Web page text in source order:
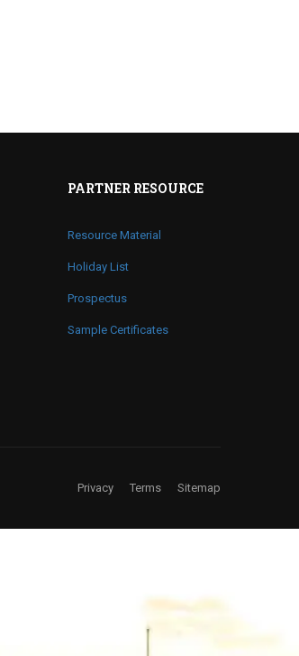
PARTNER RESOURCE
Resource Material
Holiday List
Prospectus
Sample Certificates
Privacy Terms Sitemap